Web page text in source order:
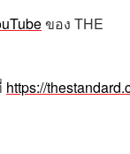
ของ THE
https://